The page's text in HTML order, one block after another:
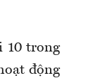
10 trong
động